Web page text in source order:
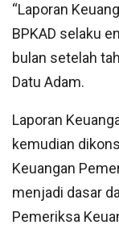
“Laporan
BPKAD selaku
bulan setelah
Datu Adam.
Laporan
kemudian
Keuangan
menjadi dasar
Pemeriksa